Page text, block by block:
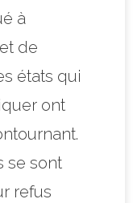
à
de
états qui
ont
se sont
refus